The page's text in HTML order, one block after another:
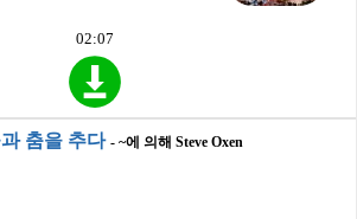
02:07
춤을 추다 - ~에 의해 Steve Oxen